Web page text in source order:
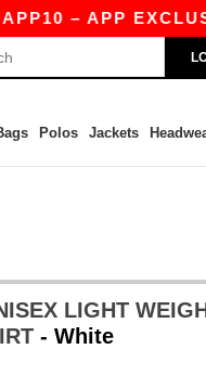
APP EXCLUSIVE!
Polos Jackets
LIGHT
- White